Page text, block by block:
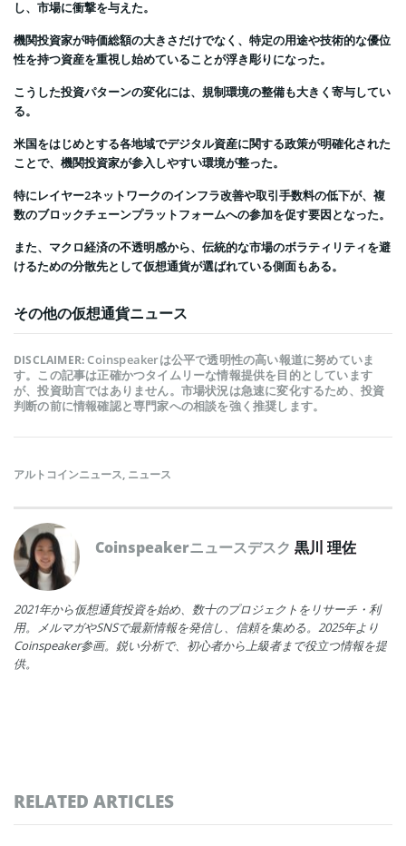
し、市場に衝撃を与えた。
機関投資家が時価総額の大きさだけでなく、特定の用途や技術的な優位
性を持つ資産を重視し始めていることが浮き彫りになった。
こうした投資パターンの変化には、規制環境の整備も大きく寄与してい
る。
米国をはじめとする各地域でデジタル資産に関する政策が明確化された
ことで、機関投資家が参入しやすい環境が整った。
特にレイヤー2ネットワークのインフラ改善や取引手数料の低下が、複
数のブロックチェーンプラットフォームへの参加を促す要因となった。
また、マクロ経済の不透明感から、伝統的な市場のボラティリティを避
けるための分散先として仮想通貨が選ばれている側面もある。
その他の仮想通貨ニュース
DISCLAIMER:Coinspeakerは公平で透明性の高い報道に努めていま
す。この記事は正確かつタイムリーな情報提供を目的としています
が、投資助言ではありません。市場状況は急速に変化するため、投資
判断の前に情報確認と専門家への相談を強く推奨します。
アルトコインニュース, ニュース
Coinspeakerニュースデスク 黒川 理佐
2021年から仮想通貨投資を始め、数十のプロジェクトをリサーチ・利
用。メルマガやSNSで最新情報を発信し、信頼を集める。2025年より
Coinspeaker参画。鋭い分析で、初心者から上級者まで役立つ情報を提
供。
RELATED ARTICLES